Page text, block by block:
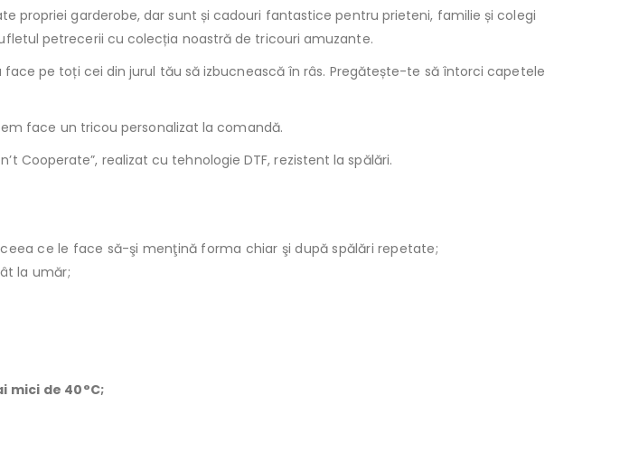
propriei garderobe, dar sunt și cadouri fantastice pentru prieteni, familie și colegi
petrecerii cu colecția noastră de tricouri amuzante.
pe toți cei din jurul tău să izbucnească în râs. Pregătește-te să întorci capetele
face un tricou personalizat la comandă.
Cooperate”, realizat cu tehnologie DTF, rezistent la spălări.
ce le face să-şi menţină forma chiar şi după spălări repetate;
la umăr;
mici de 40°C;